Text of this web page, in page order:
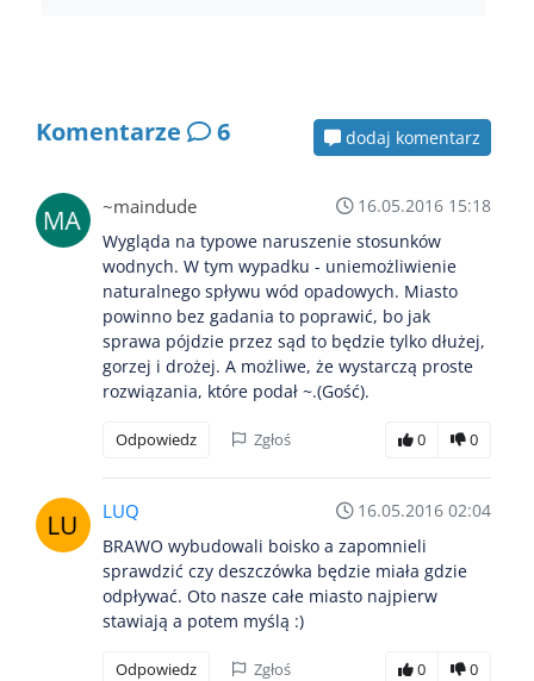
Komentarze 6 dodaj komentarz
~maindude
16.05.2016 15:18
Wygląda na typowe naruszenie stosunków
wodnych. W tym wypadku - uniemożliwienie
naturalnego spływu wód opadowych. Miasto
powinno bez gadania to poprawić, bo jak
sprawa pójdzie przez sąd to będzie tylko dłużej,
gorzej i drożej. A możliwe, że wystarczą proste
rozwiązania, które podał ~.(Gość).
Odpowiedz Zgłoś 0 0
LUQ
16.05.2016 02:04
BRAWO wybudowali boisko a zapomnieli
sprawdzić czy deszczówka będzie miała gdzie
odpływać. Oto nasze całe miasto najpierw
stawiają a potem myślą :)
Odpowiedz Zgłoś 0 0